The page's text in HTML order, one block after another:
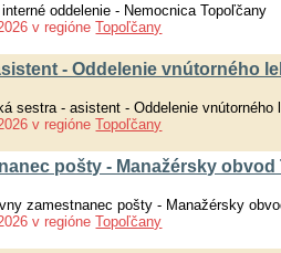
oddelenie - Nemocnica Topoľčany
v regióne Topoľčany
- Oddelenie vnútorného
sestra - asistent - Oddelenie
v regióne Topoľčany
pošty - Manažérsky
zamestnanec pošty - Manažérsky
v regióne Topoľčany